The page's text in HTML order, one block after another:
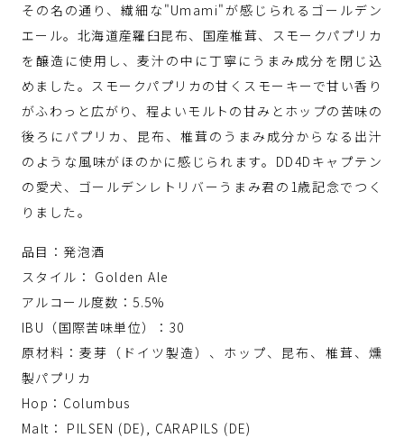
その名の通り、繊細な"Umami"が感じられるゴールデン
エール。北海道産羅臼昆布、国産椎茸、スモークパプリカ
を醸造に使用し、麦汁の中に丁寧にうまみ成分を閉じ込
めました。スモークパプリカの甘くスモーキーで甘い香り
がふわっと広がり、程よいモルトの甘みとホップの苦味の
後ろにパプリカ、昆布、椎茸のうまみ成分からなる出汁
のような風味がほのかに感じられます。DD4Dキャプテン
の愛犬、ゴールデンレトリバーうまみ君の1歳記念でつく
りました。
品目：発泡酒
スタイル： Golden Ale
アルコール度数：5.5%
IBU（国際苦味単位）：30
原材料：麦芽（ドイツ製造）、ホップ、昆布、椎茸、燻
製パプリカ
Hop：Columbus
Malt： PILSEN (DE), CARAPILS (DE)